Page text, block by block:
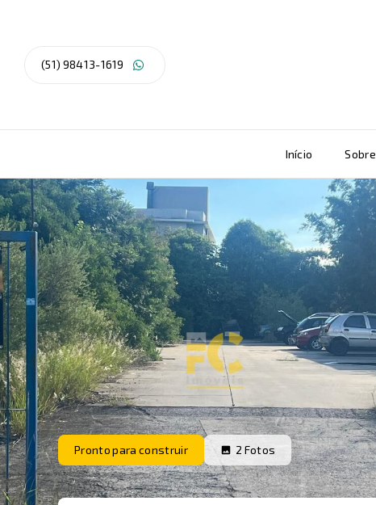
(51) 98413-1619
Início Sobre
Pronto para construir 2 Fotos